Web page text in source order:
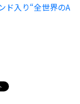
ド入り“全世界のA